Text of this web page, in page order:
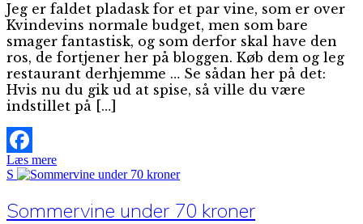
Jeg er faldet pladask for et par vine, som er over
Kvindevins normale budget, men som bare
smager fantastisk, og som derfor skal have den
ros, de fortjener her på bloggen. Køb dem og leg
restaurant derhjemme … Se sådan her på det:
Hvis nu du gik ud at spise, så ville du være
indstillet på […]
Facebook
Læs mere
S
Sommervine under 70 kroner